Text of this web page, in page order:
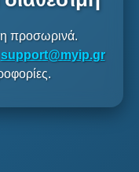
προσωρινά.
support@myip.gr